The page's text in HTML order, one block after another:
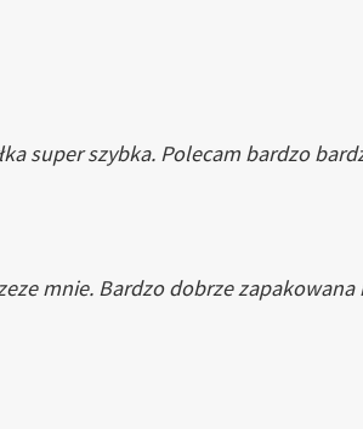
super szybka. Polecam bardzo
mnie. Bardzo dobrze zapakowana